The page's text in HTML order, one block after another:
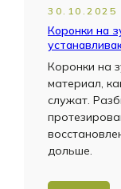
30.10.2025
Коронки на
Коронки на
материал,
служат.
дольше.